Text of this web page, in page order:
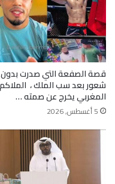
قصة الصفعة التي صدرت بدون
شعور بعد سب الملك ، الملاكم
المغربي يخرج عن صمته …
5 أغسطس, 2026